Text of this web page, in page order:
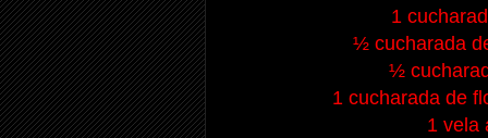
1
½ cucharada
½
1 cucharada de
1 vela